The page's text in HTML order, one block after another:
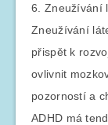
6. Zneužívání
Zneužívání
přispět k
ovlivnit
pozorností a
ADHD má